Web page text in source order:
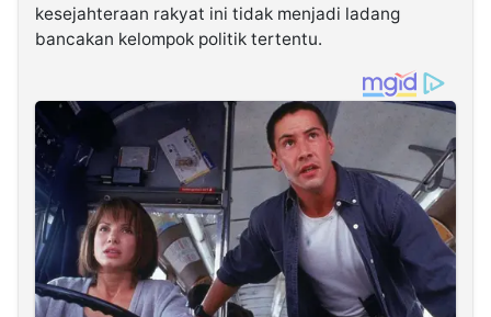
kesejahteraan rakyat ini tidak menjadi ladang
bancakan kelompok politik tertentu.